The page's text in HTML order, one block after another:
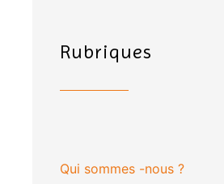
Rubriques
Qui sommes -nous ?